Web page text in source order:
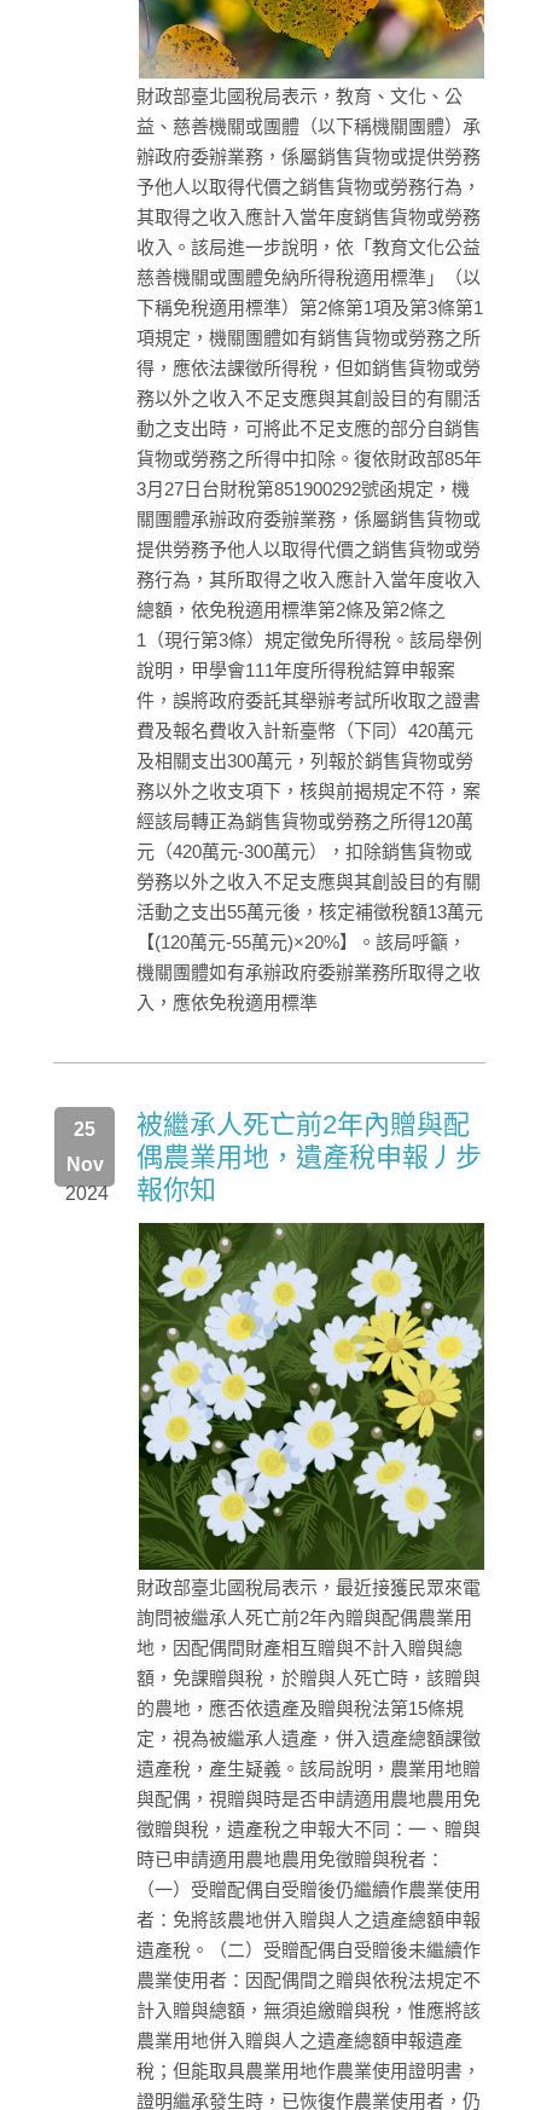
財政部臺北國稅局表示，教育、文化、公
益、慈善機關或團體（以下稱機關團體）承
辦政府委辦業務，係屬銷售貨物或提供勞務
予他人以取得代價之銷售貨物或勞務行為，
其取得之收入應計入當年度銷售貨物或勞務
收入。該局進一步說明，依「教育文化公益
慈善機關或團體免納所得稅適用標準」（以
下稱免稅適用標準）第2條第1項及第3條第1
項規定，機關團體如有銷售貨物或勞務之所
得，應依法課徵所得稅，但如銷售貨物或勞
務以外之收入不足支應與其創設目的有關活
動之支出時，可將此不足支應的部分自銷售
貨物或勞務之所得中扣除。復依財政部85年
3月27日台財稅第851900292號函規定，機
關團體承辦政府委辦業務，係屬銷售貨物或
提供勞務予他人以取得代價之銷售貨物或勞
務行為，其所取得之收入應計入當年度收入
總額，依免稅適用標準第2條及第2條之
1（現行第3條）規定徵免所得稅。該局舉例
說明，甲學會111年度所得稅結算申報案
件，誤將政府委託其舉辦考試所收取之證書
費及報名費收入計新臺幣（下同）420萬元
及相關支出300萬元，列報於銷售貨物或勞
務以外之收支項下，核與前揭規定不符，案
經該局轉正為銷售貨物或勞務之所得120萬
元（420萬元-300萬元），扣除銷售貨物或
勞務以外之收入不足支應與其創設目的有關
活動之支出55萬元後，核定補徵稅額13萬元
【(120萬元-55萬元)×20%】。該局呼籲，
機關團體如有承辦政府委辦業務所取得之收
入，應依免稅適用標準
2024
25
Nov
被繼承人死亡前2年內贈與配
偶農業用地，遺產稅申報丿步
報你知
財政部臺北國稅局表示，最近接獲民眾來電
詢問被繼承人死亡前2年內贈與配偶農業用
地，因配偶間財產相互贈與不計入贈與總
額，免課贈與稅，於贈與人死亡時，該贈與
的農地，應否依遺產及贈與稅法第15條規
定，視為被繼承人遺產，併入遺產總額課徵
遺產稅，產生疑義。該局說明，農業用地贈
與配偶，視贈與時是否申請適用農地農用免
徵贈與稅，遺產稅之申報大不同：一、贈與
時已申請適用農地農用免徵贈與稅者：
（一）受贈配偶自受贈後仍繼續作農業使用
者：免將該農地併入贈與人之遺產總額申報
遺產稅。（二）受贈配偶自受贈後未繼續作
農業使用者：因配偶間之贈與依稅法規定不
計入贈與總額，無須追繳贈與稅，惟應將該
農業用地併入贈與人之遺產總額申報遺產
稅；但能取具農業用地作農業使用證明書，
證明繼承發生時，已恢復作農業使用者，仍